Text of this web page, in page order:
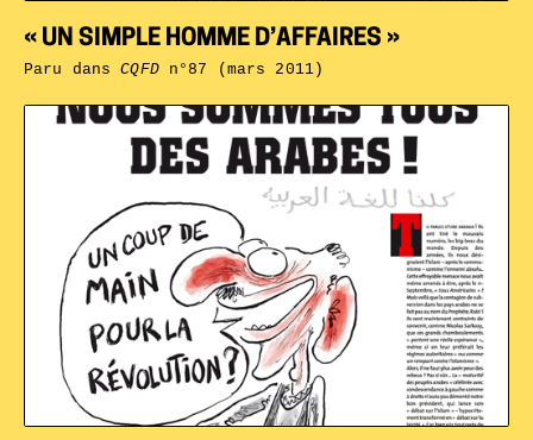
« UN SIMPLE HOMME D’AFFAIRES »
Paru dansCQFDn°87 (mars 2011)